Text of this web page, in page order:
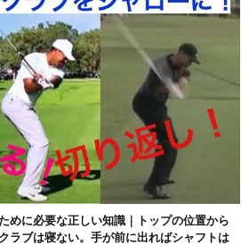
めに必要な正しい知識｜トップの位置から
ラブは寝ない。手が前に出ればシャフトは